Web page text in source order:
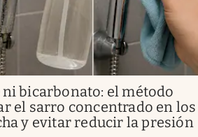
bicarbonato: el método
el sarro concentrado en los
y evitar reducir la presión